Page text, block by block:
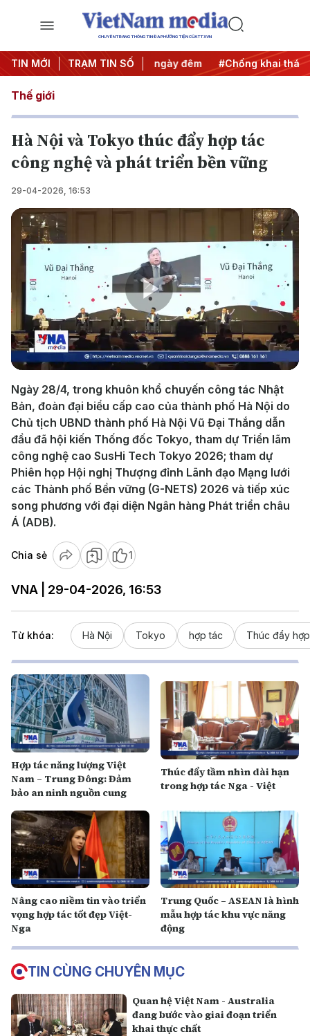
CHUYÊN TRANG THÔNG TIN ĐA PHƯƠNG TIỆN CỦA TTXVN
TIN MỚI TRẠM TIN SỐ
#Chiến dịch 500 ngày đêm #Chống khai thác IUU
Thế giới
Hà Nội và Tokyo thúc đẩy hợp tác
công nghệ và phát triển bền vững
29-04-2026, 16:53
Play
Video
Ngày 28/4, trong khuôn khổ chuyến công tác Nhật
Bản, đoàn đại biểu cấp cao của thành phố Hà Nội do
Chủ tịch UBND thành phố Hà Nội Vũ Đại Thắng dẫn
đầu đã hội kiến Thống đốc Tokyo, tham dự Triển lãm
công nghệ cao SusHi Tech Tokyo 2026; tham dự
Phiên họp Hội nghị Thượng đỉnh Lãnh đạo Mạng lưới
các Thành phố Bền vững (G-NETS) 2026 và tiếp xúc
song phương với đại diện Ngân hàng Phát triển châu
Á (ADB).
Chia sẻ 1
VNA | 29-04-2026, 16:53
Từ khóa: Hà Nội Tokyo hợp tác Thúc đẩy
Hợp tác năng lượng Việt
Nam – Trung Đông: Đảm
bảo an ninh nguồn cung
Thúc đẩy tầm nhìn dài hạn
trong hợp tác Nga - Việt
Nâng cao niềm tin vào triển
vọng hợp tác tốt đẹp Việt-
Nga
Trung Quốc – ASEAN là hình
mẫu hợp tác khu vực năng
động
TIN CÙNG CHUYÊN MỤC
Quan hệ Việt Nam - Australia
đang bước vào giai đoạn triển
khai thực chất